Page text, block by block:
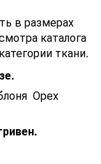
в размерах
каталога
ткани.
Орех